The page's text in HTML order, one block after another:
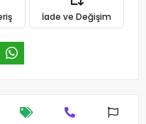
İade ve Değişim